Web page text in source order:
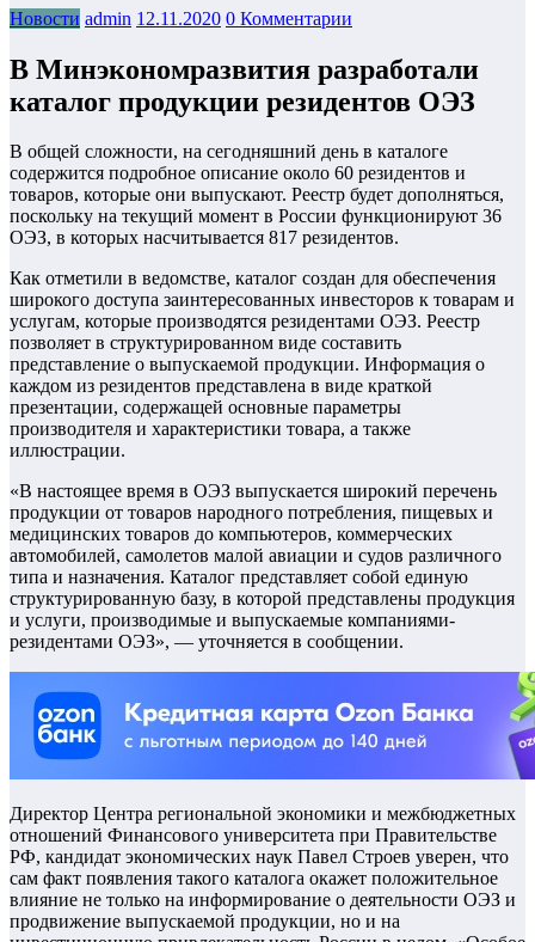
Новости admin 12.11.2020 0 Комментарии
В Минэкономразвития разработали
каталог продукции резидентов ОЭЗ
В общей сложности, на сегодняшний день в каталоге
содержится подробное описание около 60 резидентов и
товаров, которые они выпускают. Реестр будет дополняться,
поскольку на текущий момент в России функционируют 36
ОЭЗ, в которых насчитывается 817 резидентов.
Как отметили в ведомстве, каталог создан для обеспечения
широкого доступа заинтересованных инвесторов к товарам и
услугам, которые производятся резидентами ОЭЗ. Реестр
позволяет в структурированном виде составить
представление о выпускаемой продукции. Информация о
каждом из резидентов представлена в виде краткой
презентации, содержащей основные параметры
производителя и характеристики товара, а также
иллюстрации.
«В настоящее время в ОЭЗ выпускается широкий перечень
продукции от товаров народного потребления, пищевых и
медицинских товаров до компьютеров, коммерческих
автомобилей, самолетов малой авиации и судов различного
типа и назначения. Каталог представляет собой единую
структурированную базу, в которой представлены продукция
и услуги, производимые и выпускаемые компаниями-
резидентами ОЭЗ», — уточняется в сообщении.
Директор Центра региональной экономики и межбюджетных
отношений Финансового университета при Правительстве
РФ, кандидат экономических наук Павел Строев уверен, что
сам факт появления такого каталога окажет положительное
влияние не только на информирование о деятельности ОЭЗ и
продвижение выпускаемой продукции, но и на